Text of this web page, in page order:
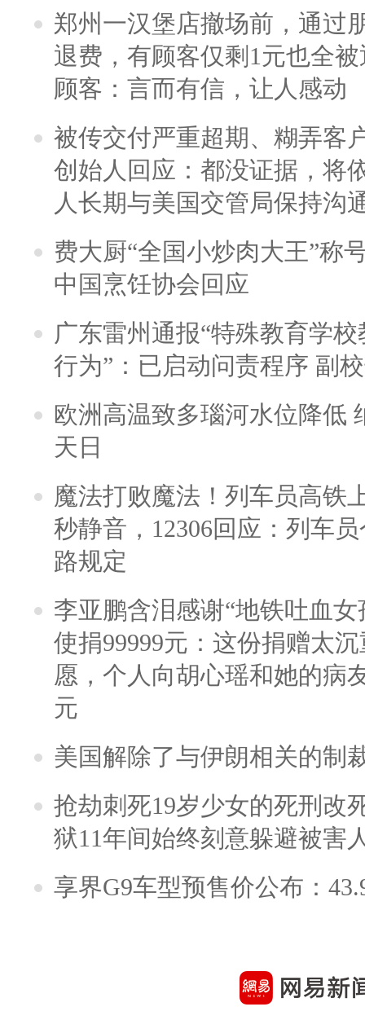
郑州一汉堡店撤场前，通过
退费，有顾客仅剩1元也全
顾客：言而有信，让人感动
被传交付严重超期、糊弄客
创始人回应：都没证据，将
人长期与美国交管局保持沟
费大厨“全国小炒肉大王”称
中国烹饪协会回应
广东雷州通报“特殊教育学
行为”：已启动问责程序 副
欧洲高温致多瑙河水位降低
天日
魔法打败魔法！列车员高铁
秒静音，12306回应：列车
路规定
李亚鹏含泪感谢“地铁吐血
使捐99999元：这份捐赠太
愿，个人向胡心瑶和她的病
元
美国解除了与伊朗相关的制
抢劫刺死19岁少女的死刑改
狱11年间始终刻意躲避被害
享界G9车型预售价公布：